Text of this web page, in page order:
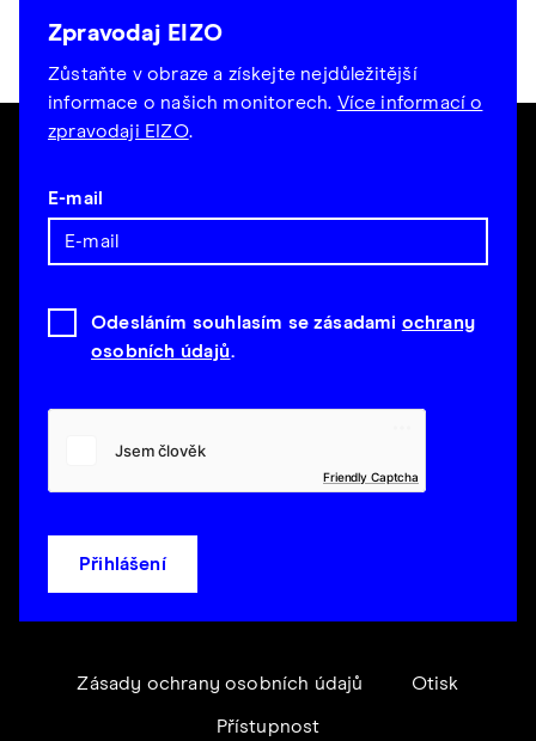
Zpravodaj EIZO
Zůstaňte v obraze a získejte nejdůležitější
informace o našich monitorech. Více informací o
zpravodaji EIZO.
E-mail
Odesláním souhlasím se zásadami ochrany
osobních údajů.
Friendly Captcha
Přihlášení
Zásady ochrany osobních údajů Otisk
Přístupnost